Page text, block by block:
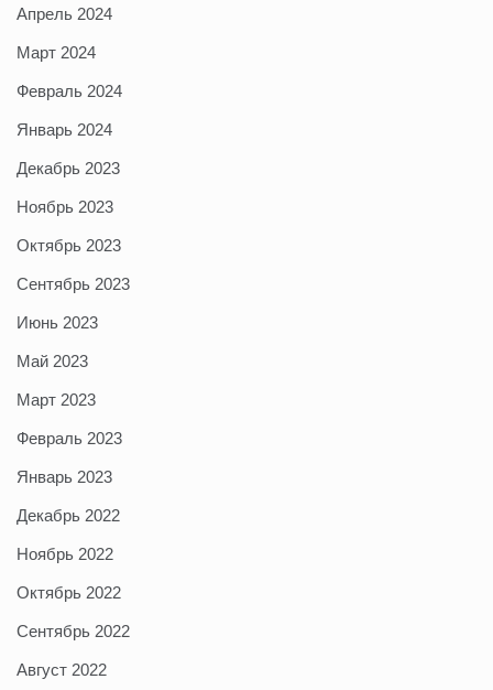
Апрель 2024
Март 2024
Февраль 2024
Январь 2024
Декабрь 2023
Ноябрь 2023
Октябрь 2023
Сентябрь 2023
Июнь 2023
Май 2023
Март 2023
Февраль 2023
Январь 2023
Декабрь 2022
Ноябрь 2022
Октябрь 2022
Сентябрь 2022
Август 2022